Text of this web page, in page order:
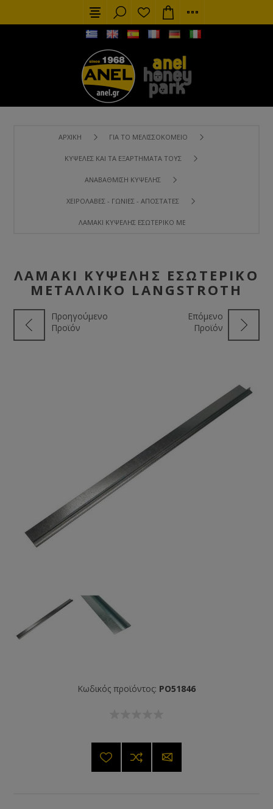
ΑΡΧΙΚΉ ΓΙΑ ΤΟ ΜΕΛΙΣΣΟΚΟΜΕΊΟ
ΚΥΨΈΛΕΣ ΚΑΙ ΤΑ ΕΞΑΡΤΉΜΑΤΑ ΤΟΥΣ
ΑΝΑΒΆΘΜΙΣΗ ΚΥΨΈΛΗΣ
ΧΕΙΡΟΛΑΒΈΣ - ΓΩΝΊΕΣ - ΑΠΟΣΤΆΤΕΣ
ΛΑΜΆΚΙ ΚΥΨΈΛΗΣ ΕΣΩΤΕΡΙΚΌ ΜΕΤΑΛΛΙΚΌ LANGSTROTH
ΛΑΜΆΚΙ ΚΥΨΈΛΗΣ ΕΣΩΤΕΡΙΚΌ
ΜΕΤΑΛΛΙΚΌ LANGSTROTH
Προηγούμενο
Προϊόν
Επόμενο
Προϊόν
Κωδικός προϊόντος: PO51846